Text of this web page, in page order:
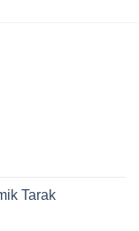
Tarak